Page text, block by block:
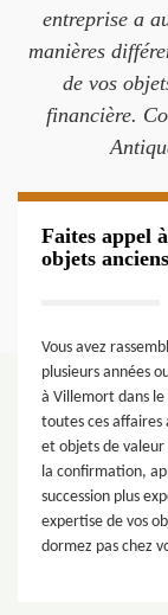
entreprise a
manières
de vos
financière.
Faites appel
objets
Vous avez
plusieurs années
à Villemort dans le
toutes ces affaires
et objets de
la confirmation,
succession plus
expertise de vos
dormez pas chez